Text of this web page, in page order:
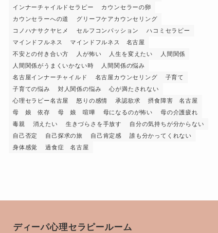
インナーチャイルドセラピー
カウンセラーの卵
カウンセラーへの道
グリーフケアカウンセリング
コノハナサクヤヒメ
セルフコンパッション
ハコミセラピー
マインドフルネス
マインドフルネス 名古屋
不安との付き合い方
人が怖い 人生を変えたい
人間関係
人間関係がうまくいかない時
人間関係の悩み
名古屋インナーチャイルド
名古屋カウンセリング
子育て
子育ての悩み
対人関係の悩み
心が満たされない
心理セラピー名古屋
怒りの感情 承認欲求
摂食障害 名古屋
母 娘 依存
母 娘 喧嘩 母になるのが怖い
母の介護疲れ
毒親
消えたい 生きづらさを手放す
自分の気持ちが分からない
自己否定
自己探求の旅 自己肯定感
誰も分かってくれない
身体感覚
過食症 名古屋
ディーパ心理セラピールーム